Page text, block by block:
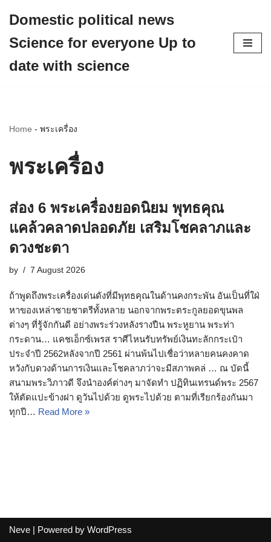
to
content
Domestic political news
Science for everyone Up to
date with science
Home - พระเครื่อง
พระเครื่อง
ส่อง 6 พระเครื่องยอดนิยม พุทธคุณ
แคล้วคลาดปลอดภัย เสริมโชคลาภและ
ดวงชะตา
by 7 August 2026
ถ้าพูดถึงพระเครื่องเด่นดังที่มีพุทธคุณในด้านคงกระพัน อันเป็นที่ใฝ่
หาของเหล่าชายชาตรีทั้งหลาย นอกจากพระตระกูลยอดขุนพล
ต่างๆ ที่รู้จักกันดี อย่างพระร่วงหลังรางปืน พระหูยาน พระท่า
กระดาน… แคชเอ็กซ์เพรส ราศีไหนรับทรัพย์เงินทะลักกระเป๋า
ประจำปี 2562หลังจากปี 2561 ผ่านพ้นไปเชื่อว่าหลายคนคงคาด
หวังกับดวงด้านการเงินและโชคลาภว่าจะมีสภาพคล่ … ณ บัดนี้
สนามพระวิภาวดี จึงนำองค์ต่างๆ มาจัดทำ ปฏิทินเทรนด์พระ 2567
ให้ตัดแปะข้างฝา ดูวันไปด้วย ดูพระไปด้วย ตามที่เรียกร้องกันมา
ทุกปี… Read More »
Neve | Powered by WordPress